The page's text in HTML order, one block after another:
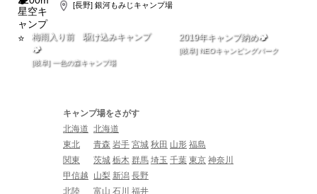
[長野] 銀河もみじキャンプ場
梅雨入り前 駆け込みキャンプ
🏕
[岐阜] 一色の森キャンプ場
2019年キャンプ納め🏕
[岐阜] NEOキャンピングパーク
キャンプ場をさがす
北海道 北海道
東北
青森 岩手 宮城 秋田 山形 福島
関東
茨城 栃木 群馬 埼玉 千葉 東京 神奈川
甲信越
山梨 新潟 長野
北陸
富山 石川 福井